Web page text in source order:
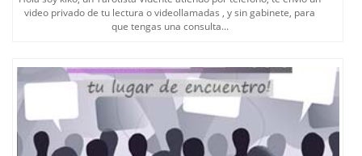
video privado de tu lectura o videollamadas , y sin gabinete, para
que tengas una consulta...